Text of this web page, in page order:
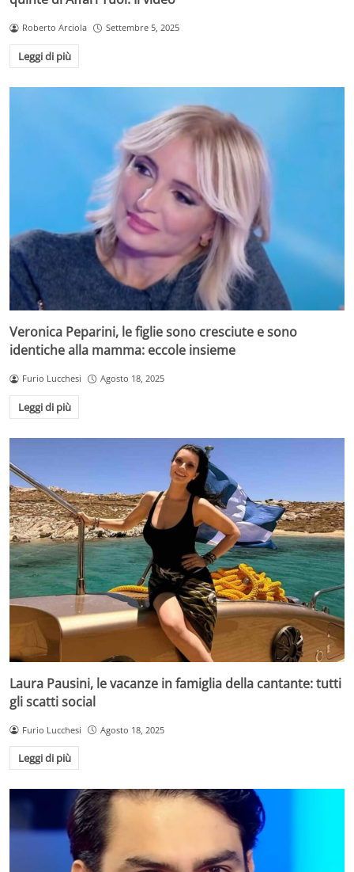
Roberto Arciola Settembre 5, 2025
Leggi di più
Veronica Peparini, le figlie sono cresciute e sono
identiche alla mamma: eccole insieme
Furio Lucchesi Agosto 18, 2025
Leggi di più
Laura Pausini, le vacanze in famiglia della cantante: tutti
gli scatti social
Furio Lucchesi Agosto 18, 2025
Leggi di più